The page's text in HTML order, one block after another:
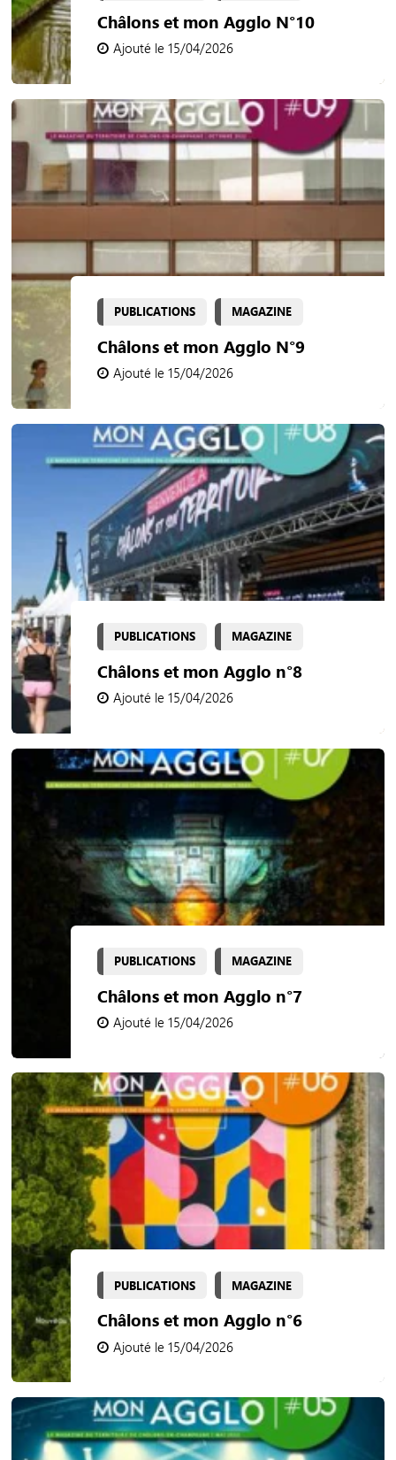
Châlons et mon Agglo N°10
Ajouté le 15/04/2026
PUBLICATIONS MAGAZINE
Châlons et mon Agglo N°9
Ajouté le 15/04/2026
PUBLICATIONS MAGAZINE
Châlons et mon Agglo n°8
Ajouté le 15/04/2026
PUBLICATIONS MAGAZINE
Châlons et mon Agglo n°7
Ajouté le 15/04/2026
PUBLICATIONS MAGAZINE
Châlons et mon Agglo n°6
Ajouté le 15/04/2026